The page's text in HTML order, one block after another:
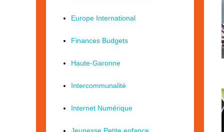
Europe International
Finances Budgets
Haute-Garonne
Intercommunalité
Internet Numérique